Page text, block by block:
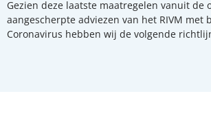
Gezien deze laatste maatregelen vanuit de
aangescherpte adviezen van het RIVM met
Coronavirus hebben wij de volgende